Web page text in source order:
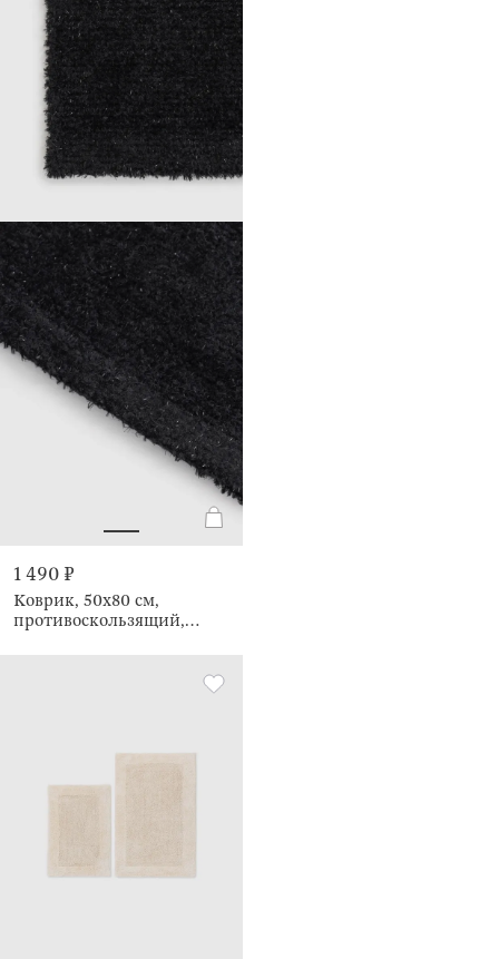
1 490 ₽
Коврик, 50х80 см,
противоскользящий,